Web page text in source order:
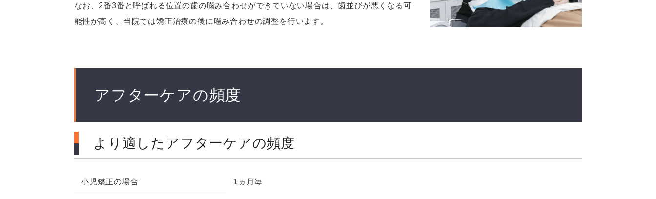
なお、2番3番と呼ばれる位置の歯の噛み合わせができていない場合は、歯並びが悪くなる可
能性が高く、当院では矯正治療の後に噛み合わせの調整を行います。
アフターケアの頻度
より適したアフターケアの頻度
小児矯正の場合 1ヵ月毎